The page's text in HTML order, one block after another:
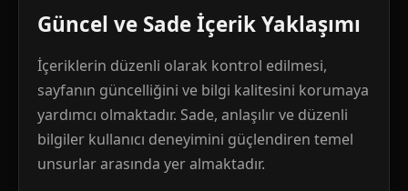
Güncel ve Sade İçerik Yaklaşımı
İçeriklerin düzenli olarak kontrol edilmesi,
sayfanın güncelliğini ve bilgi kalitesini korumaya
yardımcı olmaktadır. Sade, anlaşılır ve düzenli
bilgiler kullanıcı deneyimini güçlendiren temel
unsurlar arasında yer almaktadır.